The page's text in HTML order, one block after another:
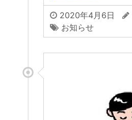
2020年4月6日
お知らせ